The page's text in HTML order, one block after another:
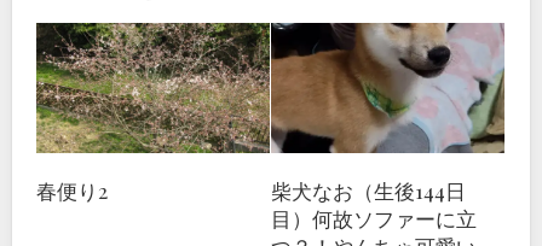
春便り2
柴犬なお（生後144日
目）何故ソファーに立